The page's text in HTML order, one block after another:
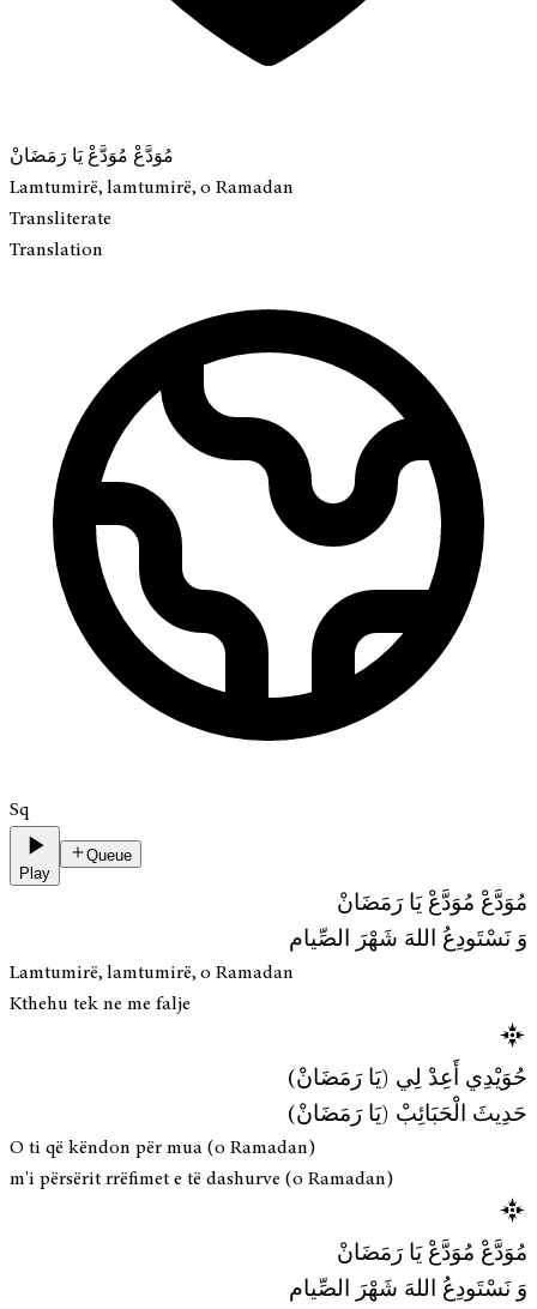
مُوَدَّعْ مُوَدَّعْ يَا رَمَضَانْ
Lamtumirë, lamtumirë, o Ramadan
Transliterate
Translation
Sq
Play
Queue
مُوَدَّعْ مُوَدَّعْ يَا رَمَضَانْ
وَ نَسْتَودِعُ اللهَ شَهْرَ الصِّيام
Lamtumirë, lamtumirë, o Ramadan
Kthehu tek ne me falje
حُوَيْدِي أَعِدْ لِي (يَا رَمَضَانْ)
حَدِيثَ الْحَبَائِبْ (يَا رَمَضَانْ)
O ti që këndon për mua (o Ramadan)
m'i përsërit rrëfimet e të dashurve (o Ramadan)
مُوَدَّعْ مُوَدَّعْ يَا رَمَضَانْ
وَ نَسْتَودِعُ اللهَ شَهْرَ الصِّيام